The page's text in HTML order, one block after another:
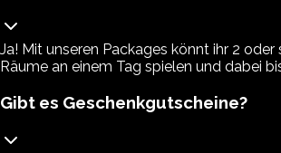
Ja! Mit unseren Packages könnt ihr 2 oder
Räume an einem Tag spielen und dabei
Gibt es Geschenkgutscheine?